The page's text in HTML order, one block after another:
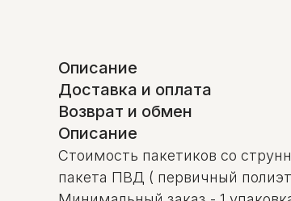
Описание
Доставка и оплата
Возврат и обмен
Описание
Стоимость пакетиков со
пакета ПВД ( первичный